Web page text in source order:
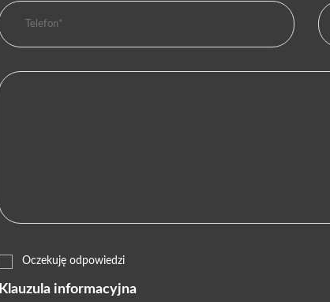
Oczekuję odpowiedzi
Klauzula informacyjna